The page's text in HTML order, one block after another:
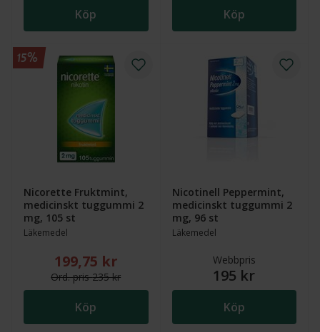
Köp Köp
Nicorette Fruktmint,
medicinskt tuggummi 2
mg, 105 st
Läkemedel
Nytt reducerat pris: 199,75 kr. Ordinarie pris
199,75 kr
Ord.pris235 kr
Köp
15%
Nicotinell Peppermint,
medicinskt tuggummi 2
mg, 96 st
Läkemedel
Webbpris
195 kr
Köp